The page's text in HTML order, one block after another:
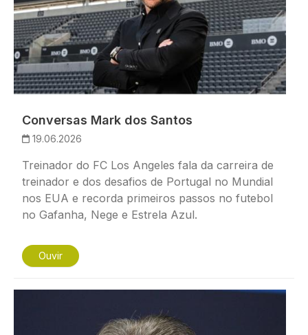
Conversas Mark dos Santos
19.06.2026
Treinador do FC Los Angeles fala da carreira de
treinador e dos desafios de Portugal no Mundial
nos EUA e recorda primeiros passos no futebol
no Gafanha, Nege e Estrela Azul.
Ouvir